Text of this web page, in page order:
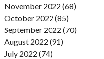
November 2022 (68)
October 2022 (85)
September 2022 (70)
August 2022 (91)
July 2022 (74)